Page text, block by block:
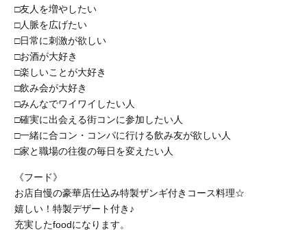
□友人を増やしたい
□人脈を広げたい
□日常に刺激が欲しい
□お酒が大好き
□楽しいことが大好き
□飲み会が大好き
□みんなでワイワイしたい人
□確実に出会える街コンに参加したい人
□一緒に合コン・コンパに行ける飲み友が欲しい人
□家と職場の往復の毎日を変えたい人
《フード》
お店自慢の豪華店仕込み特製ザンギ付きコース料理☆
嬉しい！特製デザート付き♪
充実したfoodになります。